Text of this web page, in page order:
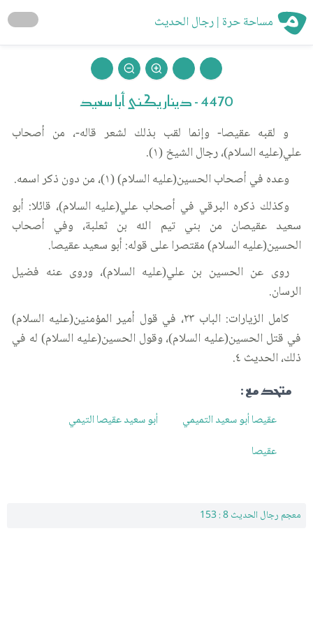
مساحة حرة | رجال الحديث
4470 - دينار يكنى أبا سعيد
و لقبه عقيصا- وإنما لقب بذلك لشعر قاله-، من أصحاب
علي(عليه السلام)، رجال الشيخ (١).
وعده في أصحاب الحسين(عليه السلام) (١)، من دون ذكر اسمه.
وكذلك ذكره البرقي في أصحاب علي(عليه السلام)، قائلا: أبو
سعيد عقيصان من بني تيم الله بن ثعلبة، وفي أصحاب
الحسين(عليه السلام) مقتصرا على قوله: أبو سعيد عقيصا.
روى عن الحسين بن علي(عليه السلام)، وروى عنه فضيل
الرسان.
كامل الزيارات: الباب ٢٣، في قول أمير المؤمنين(عليه السلام)
في قتل الحسين(عليه السلام)، وقول الحسين(عليه السلام) له في
ذلك، الحديث ٤.
متحد مع :
عقيصا أبو سعيد التميمي
أبو سعيد عقيصا التيمي
عقيصا
معجم رجال الحديث 8 : 153